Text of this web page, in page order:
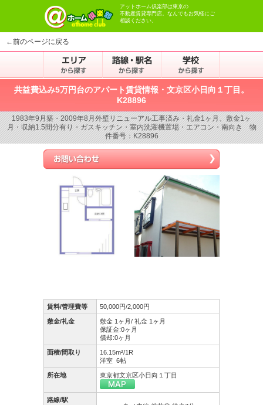
アットホーム倶楽部は東京の
不動産賃貸専門店。なんでもお気軽にご
相談ください。
←前のページに戻る
共益費込み5万円台のアパート賃貸情報・文京区小日向１丁目。
K28896
1983年9月築・2009年8月外壁リニューアル工事済み・礼金1ヶ月、敷金1ヶ
月・収納1.5間分有り・ガスキッチン・室内洗濯機置場・エアコン・南向き 物
件番号：K28896
賃料/管理費等 50,000円/2,000円
敷金/礼金
敷金 1ヶ月/ 礼金 1ヶ月
保証金:0ヶ月
償却:0ヶ月
面積/間取り
16.15m²/1R
洋室 6帖
所在地 東京都文京区小日向１丁目
路線/駅